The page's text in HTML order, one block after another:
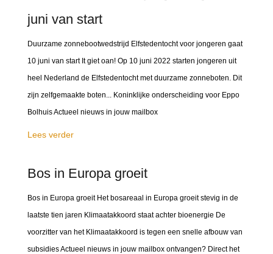
juni van start
Duurzame zonnebootwedstrijd Elfstedentocht voor jongeren gaat
10 juni van start It giet oan! Op 10 juni 2022 starten jongeren uit
heel Nederland de Elfstedentocht met duurzame zonneboten. Dit
zijn zelfgemaakte boten... Koninklijke onderscheiding voor Eppo
Bolhuis Actueel nieuws in jouw mailbox
Lees verder
Bos in Europa groeit
Bos in Europa groeit Het bosareaal in Europa groeit stevig in de
laatste tien jaren Klimaatakkoord staat achter bioenergie De
voorzitter van het Klimaatakkoord is tegen een snelle afbouw van
subsidies Actueel nieuws in jouw mailbox ontvangen? Direct het